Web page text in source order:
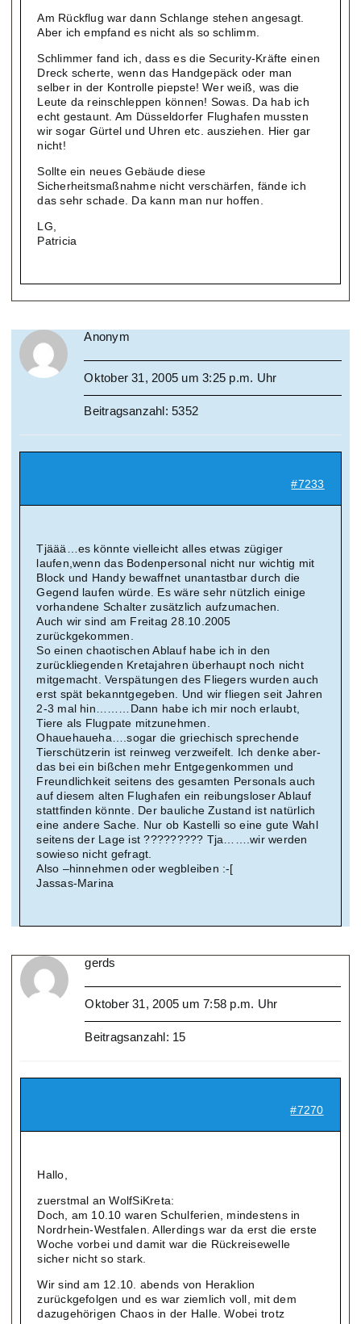
Am Rückflug war dann Schlange stehen angesagt.
Aber ich empfand es nicht als so schlimm.
Schlimmer fand ich, dass es die Security-Kräfte einen
Dreck scherte, wenn das Handgepäck oder man
selber in der Kontrolle piepste! Wer weiß, was die
Leute da reinschleppen können! Sowas. Da hab ich
echt gestaunt. Am Düsseldorfer Flughafen mussten
wir sogar Gürtel und Uhren etc. ausziehen. Hier gar
nicht!
Sollte ein neues Gebäude diese
Sicherheitsmaßnahme nicht verschärfen, fände ich
das sehr schade. Da kann man nur hoffen.
LG,
Patricia
Anonym
Oktober 31, 2005 um 3:25 p.m. Uhr
Beitragsanzahl: 5352
#7233
Tjäää…es könnte vielleicht alles etwas zügiger
laufen,wenn das Bodenpersonal nicht nur wichtig mit
Block und Handy bewaffnet unantastbar durch die
Gegend laufen würde. Es wäre sehr nützlich einige
vorhandene Schalter zusätzlich aufzumachen.
Auch wir sind am Freitag 28.10.2005
zurückgekommen.
So einen chaotischen Ablauf habe ich in den
zurückliegenden Kretajahren überhaupt noch nicht
mitgemacht. Verspätungen des Fliegers wurden auch
erst spät bekanntgegeben. Und wir fliegen seit Jahren
2-3 mal hin………Dann habe ich mir noch erlaubt,
Tiere als Flugpate mitzunehmen.
Ohauehaueha….sogar die griechisch sprechende
Tierschützerin ist reinweg verzweifelt. Ich denke aber-
das bei ein bißchen mehr Entgegenkommen und
Freundlichkeit seitens des gesamten Personals auch
auf diesem alten Flughafen ein reibungsloser Ablauf
stattfinden könnte. Der bauliche Zustand ist natürlich
eine andere Sache. Nur ob Kastelli so eine gute Wahl
seitens der Lage ist ????????? Tja…….wir werden
sowieso nicht gefragt.
Also –hinnehmen oder wegbleiben :-[
Jassas-Marina
gerds
Oktober 31, 2005 um 7:58 p.m. Uhr
Beitragsanzahl: 15
#7270
Hallo,
zuerstmal an WolfSiKreta:
Doch, am 10.10 waren Schulferien, mindestens in
Nordrhein-Westfalen. Allerdings war da erst die erste
Woche vorbei und damit war die Rückreisewelle
sicher nicht so stark.
Wir sind am 12.10. abends von Heraklion
zurückgefolgen und es war ziemlich voll, mit dem
dazugehörigen Chaos in der Halle. Wobei trotz